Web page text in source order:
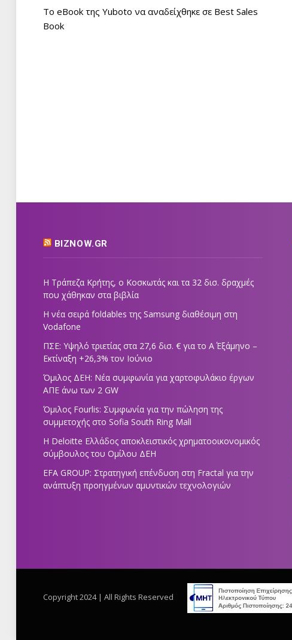
Το eBook της Yuboto να αναδείχθηκε σε Best Sales
Book
BIZNOW.GR
Η Τράπεζα Κρήτης, ο Κοσκωτάς και τα 32 δισ. δραχμές
που χάθηκαν στα βιβλία
Η νέα σειρά foldables της Samsung διαθέσιμη στη
Vodafone
ΠΣΕ: Υψηλό τριετίας στα 27,6 δισ. € για το Α΄ Εξάμηνο –
Εκτίναξη +26,3% τον Ιούνιο
Όμιλος ΔΕΗ: Νέα συμφωνία για χαρτοφυλάκιο έργων
ΑΠΕ άνω των 2 GW
Όμιλος Fourlis: Συμφωνία για την πώληση της
συμμετοχής στο Sofia South Ring Mall
Η Deloitte Ελλάδος αποκλειστικός χρηματοοικονομικός
σύμβουλος του Ομίλου ΔΕΗ
EFA GROUP: Στρατηγική επένδυση στη Fractal για την
ανάπτυξη προηγμένων αμυντικών τεχνολογιών
Copyright 2024 | All Rights Reserved